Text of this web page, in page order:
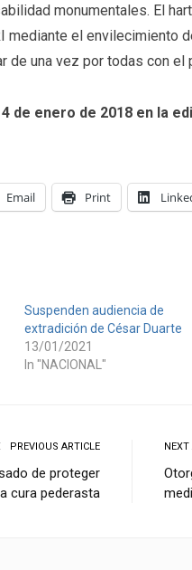
monumentales. El
mediante el envilecimiento
de una vez por todas con el
de enero de 2018 en la
Email Print
Suspenden audiencia de
extradición de César Duarte
13/01/2021
In "NACIONAL"
PREVIOUS ARTICLE
de proteger
a cura pederasta
NEXT